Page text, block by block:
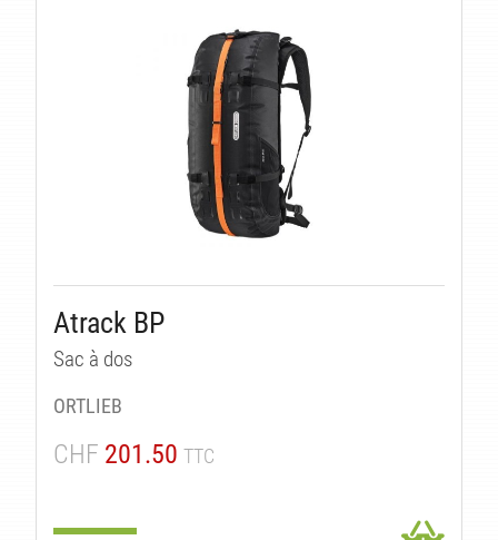
Atrack BP
Sac à dos
ORTLIEB
CHF 201.50 TTC